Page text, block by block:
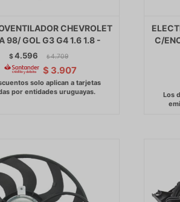
CHEVROLET
98/ GOL G3 G4 1.6 1.8 -
$4.596 $ 4.709
$ 3.907
C/